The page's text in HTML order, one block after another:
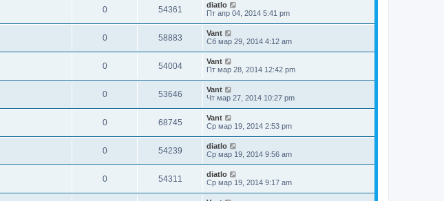
0 54361
diatlo
Пт апр 04, 2014 5:41 pm
0 58883
Vant
Сб мар 29, 2014 4:12 am
0 54004
Vant
Пт мар 28, 2014 12:42 pm
0 53646
Vant
Чт мар 27, 2014 10:27 pm
0 68745
Vant
Ср мар 19, 2014 2:53 pm
0 54239
diatlo
Ср мар 19, 2014 9:56 am
0 54311
diatlo
Ср мар 19, 2014 9:17 am